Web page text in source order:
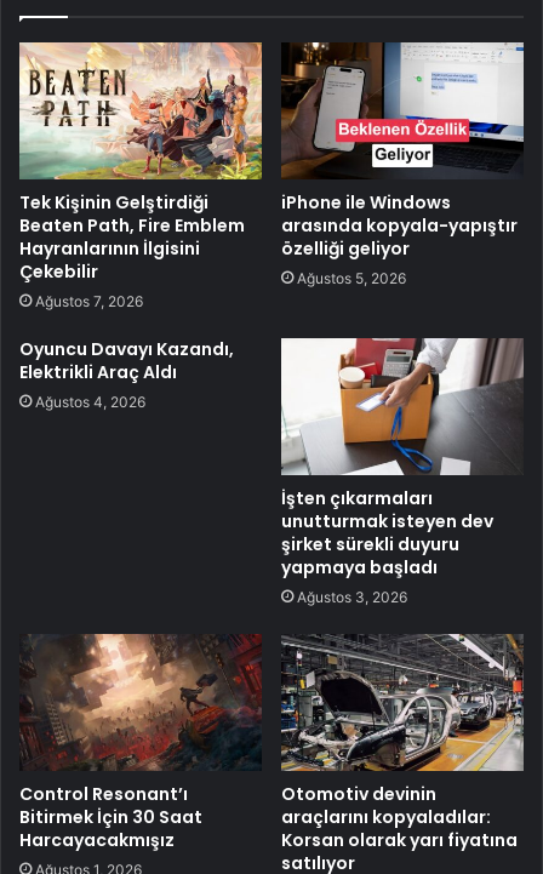
Tek Kişinin Gelştirdiği
Beaten Path, Fire Emblem
Hayranlarının İlgisini
Çekebilir
Ağustos 7, 2026
iPhone ile Windows
arasında kopyala-yapıştır
özelliği geliyor
Ağustos 5, 2026
Oyuncu Davayı Kazandı,
Elektrikli Araç Aldı
Ağustos 4, 2026
İşten çıkarmaları
unutturmak isteyen dev
şirket sürekli duyuru
yapmaya başladı
Ağustos 3, 2026
Control Resonant’ı
Bitirmek İçin 30 Saat
Harcayacakmışız
Ağustos 1, 2026
Otomotiv devinin
araçlarını kopyaladılar:
Korsan olarak yarı fiyatına
satılıyor